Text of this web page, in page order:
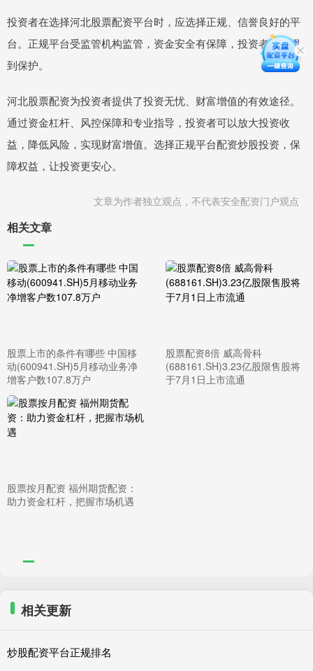
投资者在选择河北股票配资平台时，应选择正规、信誉良好的平
台。正规平台受监管机构监管，资金安全有保障，投资者权益得
到保护。
河北股票配资为投资者提供了投资无忧、财富增值的有效途径。
通过资金杠杆、风控保障和专业指导，投资者可以放大投资收
益，降低风险，实现财富增值。选择正规平台配资炒股投资，保
障权益，让投资更安心。
文章为作者独立观点，不代表安全配资门户观点
相关文章
股票上市的条件有哪些 中国移
动(600941.SH)5月移动业务净
增客户数107.8万户
股票配资8倍 威高骨科
(688161.SH)3.23亿股限售股将
于7月1日上市流通
股票按月配资 福州期货配资：
助力资金杠杆，把握市场机遇
相关更新
炒股配资平台正规排名